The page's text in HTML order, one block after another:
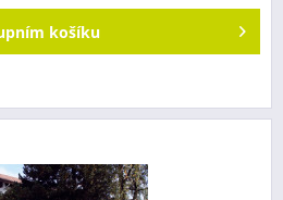
košíku